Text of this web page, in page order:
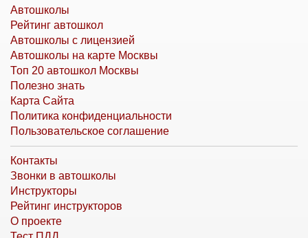
Автошколы
Рейтинг автошкол
Автошколы с лицензией
Автошколы на карте Москвы
Топ 20 автошкол Москвы
Полезно знать
Карта Сайта
Политика конфиденциальности
Пользовательское соглашение
Контакты
Звонки в автошколы
Инструкторы
Рейтинг инструкторов
О проекте